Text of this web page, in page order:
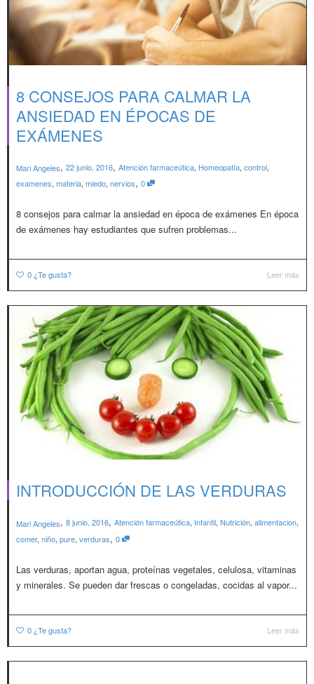
8 CONSEJOS PARA CALMAR LA
ANSIEDAD EN ÉPOCAS DE
EXÁMENES
Mari Angeles, 22 junio, 2016, Atención farmaceútica, Homeopatía, control,
examenes, materia, miedo, nervios, 0
8 consejos para calmar la ansiedad en época de exámenes En época
de exámenes hay estudiantes que sufren problemas...
0¿Te gusta? Leer más
INTRODUCCIÓN DE LAS VERDURAS
Mari Angeles, 8 junio, 2016, Atención farmaceútica, Infantil, Nutrición, alimentacion,
comer, niño, pure, verduras, 0
Las verduras, aportan agua, proteínas vegetales, celulosa, vitaminas
y minerales. Se pueden dar frescas o congeladas, cocidas al vapor...
0 ¿Te gusta? Leer más